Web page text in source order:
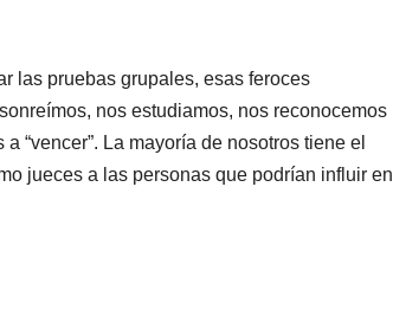
las pruebas grupales, esas feroces
nos estudiamos, nos reconocemos
“vencer”. La mayoría de nosotros tiene el
jueces a las personas que podrían influir en